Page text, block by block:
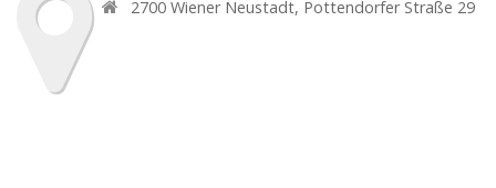
2700 Wiener Neustadt, Pottendorfer Straße 29